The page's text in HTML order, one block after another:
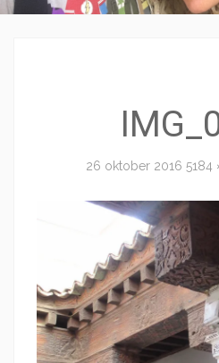
26 oktober 2016 5184